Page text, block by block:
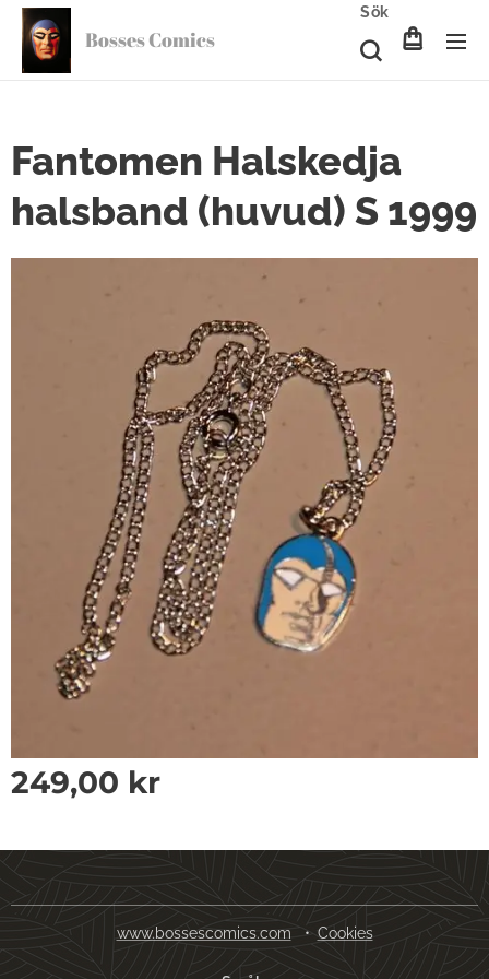
Bosses Comics
Sök
Fantomen Halskedja
halsband (huvud) S 1999
249,00 kr
www.bossescomics.com Cookies